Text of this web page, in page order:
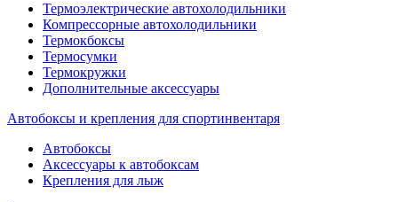
Термоэлектрические автохолодильники
Компрессорные автохолодильники
Термокбоксы
Термосумки
Термокружки
Дополнительные аксессуары
Автобоксы и крепления для спортинвентаря
Автобоксы
Аксессуары к автобоксам
Крепления для лыж